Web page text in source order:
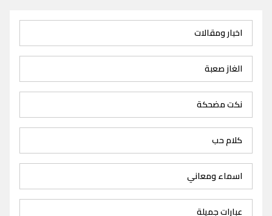
اخبار ومقالات
الغاز صعبة
نكت مضحكة
كلام حب
اسماء ومعاني
عبارات جميلة